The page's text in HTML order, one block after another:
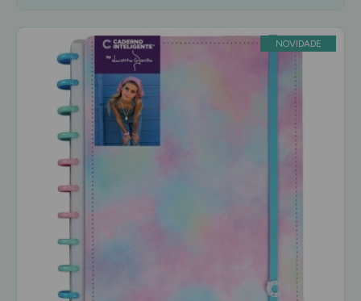
NOVIDADE